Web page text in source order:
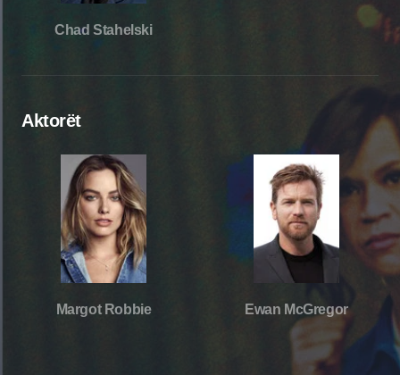
Chad Stahelski
Aktorët
Margot Robbie Ewan McGregor